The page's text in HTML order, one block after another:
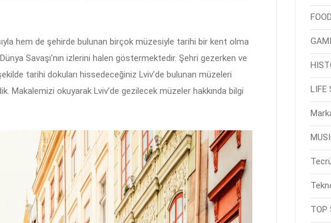
hem de şehirde bulunan birçok müzesiyle tarihi bir kent olma
Dünya Savaşı’nın izlerini halen göstermektedir. Şehri gezerken ve
tarihi dokuları hissedeceğiniz Lviv’de bulunan müzeleri
Makalemizi okuyarak Lviv’de gezilecek müzeler hakkında bilgi
FOOD
LIFE
TOP